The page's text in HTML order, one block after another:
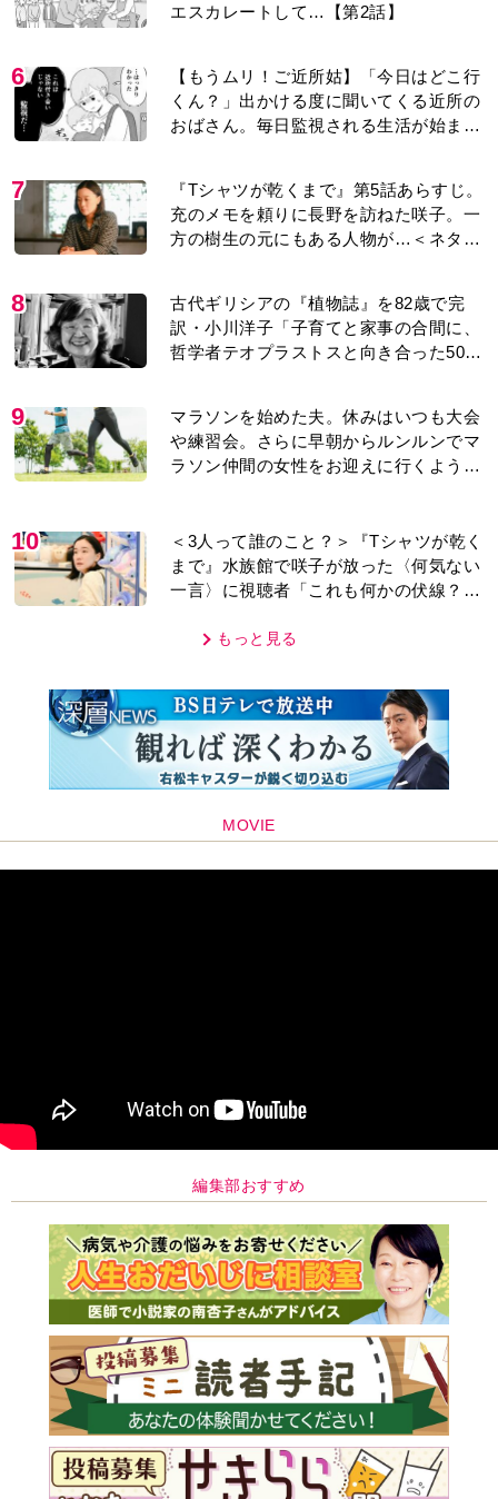
エスカレートして…【第2話】
6
【もうムリ！ご近所姑】「今日はどこ行
くん？」出かける度に聞いてくる近所の
おばさん。毎日監視される生活が始ま
7
『Tシャツが乾くまで』第5話あらすじ。
充のメモを頼りに長野を訪ねた咲子。一
方の樹生の元にもある人物が…＜ネタバ
8
古代ギリシアの『植物誌』を82歳で完
訳・小川洋子「子育てと家事の合間に、
哲学者テオプラストスと向き合った50
9
マラソンを始めた夫。休みはいつも大会
や練習会。さらに早朝からルンルンでマ
ラソン仲間の女性をお迎えに行くように
10
＜3人って誰のこと？＞『Tシャツが乾く
まで』水族館で咲子が放った〈何気ない
一言〉に視聴者「これも何かの伏線？」
もっと見る
MOVIE
編集部おすすめ